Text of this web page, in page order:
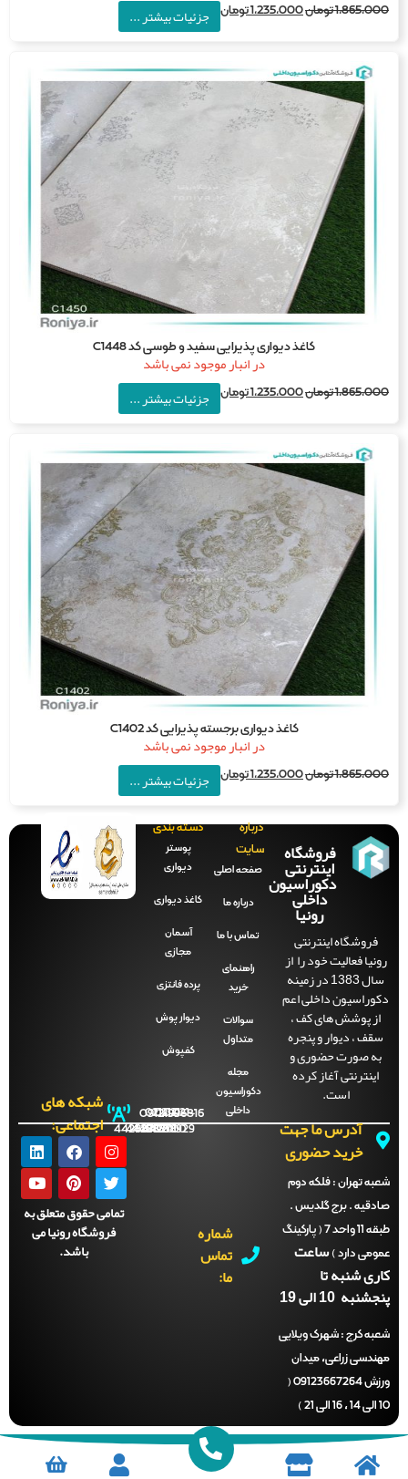
تومان1,235,000تومان جزئیات بیشتر ...
کاغذ دیواری پذیرایی سفید و طوسی کد C1448
در انبار موجود نمی باشد
تومان1,235,000تومان جزئیات بیشتر ...
کاغذ دیواری برجسته پذیرایی کد C1402
در انبار موجود نمی باشد
تومان1,235,000تومان جزئیات بیشتر ...
فروشگاه
اینترنتی
دکوراسیون
داخلی
رونیا
فروشگاه اینترنتی
فعالیت خود را از
سال 1383 در زمینه
داخلی اعم
پوشش های کف ،
، دیوار و پنجره
صورت حضوری و
اینترنتی آغاز کرده
درباره
سایت
صفحه‌ اصلی
درباره ما
تماس با ما
راهنمای
سوالات
متداول
دکوراسیون
دسته بندی
دیواری
کاغذ دیواری
آسمان
پرده فانتزی
دیوار پوش
کفپوش
آدرس ما جهت
خرید حضوری
تهران :فلکه دوم
. برج گلدیس .
طبقه 11 واحد 7 ( پارکینگ
دارد )ساعت
شنبه تا
10 الی 19
کرج :شهرک ویلایی
زراعی، میدان
ورزش 09123667264 (
شماره
تماس
09121996816
021-
44288929
021-
44288700
021-
44288701
021-
44288702
شبکه های
اجتماعی:
تمامی حقوق متعلق به
فروشگاه رونیا می
باشد.